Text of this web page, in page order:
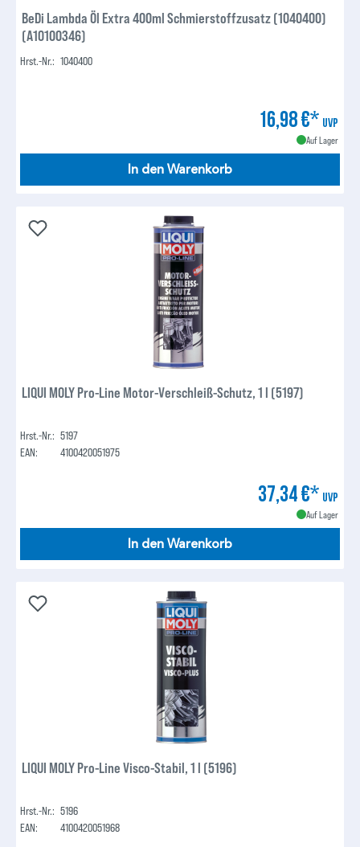
BeDi Lambda Öl Extra 400ml Schmierstoffzusatz (1040400)
(A10100346)
Hrst.-Nr.: 1040400
16,98 €* UVP
Auf Lager
In den Warenkorb
LIQUI MOLY Pro-Line Motor-Verschleiß-Schutz, 1 l (5197)
Hrst.-Nr.: 5197
EAN:
4100420051975
37,34 €* UVP
Auf Lager
In den Warenkorb
LIQUI MOLY Pro-Line Visco-Stabil, 1 l (5196)
Hrst.-Nr.: 5196
EAN:
4100420051968